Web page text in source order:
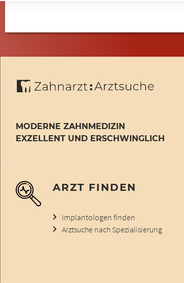
MODERNE ZAHNMEDIZIN
EXZELLENT UND ERSCHWINGLICH
ARZT FINDEN
Implantologen finden
Arztsuche nach Spezialisierung